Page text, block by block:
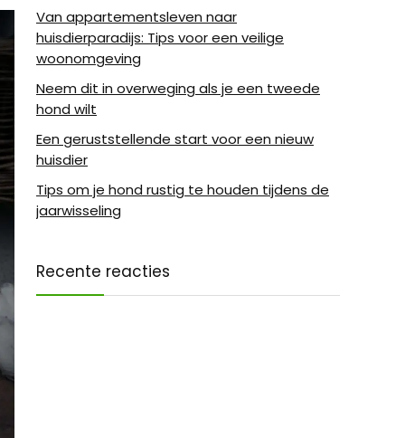
Van appartementsleven naar
huisdierparadijs: Tips voor een veilige
woonomgeving
Neem dit in overweging als je een tweede
hond wilt
Een geruststellende start voor een nieuw
huisdier
Tips om je hond rustig te houden tijdens de
jaarwisseling
Recente reacties